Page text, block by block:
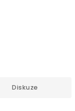
Diskuze